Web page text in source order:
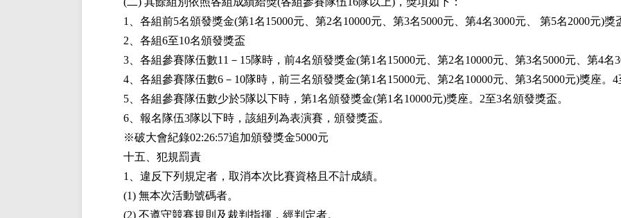
1、各組前5名頒發獎金(第1名15000元、第2名10000元、第3名5000元、第4名3000元、 第5名2000元)獎
2、各組6至10名頒發獎盃
3、各組參賽隊伍數11－15隊時，前4名頒發獎金(第1名15000元、第2名10000元、第3名5000元、第4名
4、各組參賽隊伍數6－10隊時，前三名頒發獎金(第1名15000元、第2名10000元、第3名5000元)獎座。4
5、各組參賽隊伍數少於5隊以下時，第1名頒發獎金(第1名10000元)獎座。2至3名頒發獎盃。
6、報名隊伍3隊以下時，該組列為表演賽，頒發獎盃。
※破大會紀錄02:26:57追加頒發獎金5000元
十五、犯規罰責
1、違反下列規定者，取消本次比賽資格且不計成績。
(1) 無本次活動號碼者。
(2) 不遵守競賽規則及裁判指揮，經判定者。